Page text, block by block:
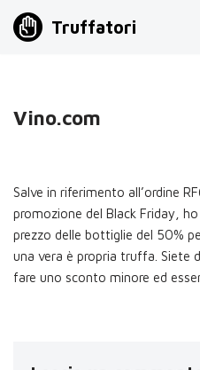
Truffatori
Vino.com
Salve in riferimento all’ordine
promozione del Black Friday,
prezzo delle bottiglie del 50%
una vera è propria truffa. Siete
fare uno sconto minore ed